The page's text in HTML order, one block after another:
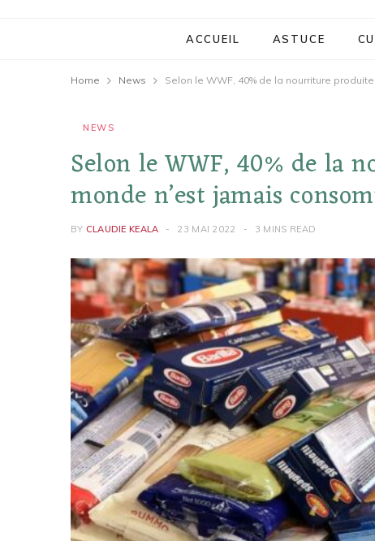
ACCUEIL ASTUCE
Home News Selon le WWF, 40% de la nourriture
NEWS
Selon le WWF, 40% de la
monde n’est jamais
BY CLAUDIE KEALA 23 MAI 2022 3 MINS READ